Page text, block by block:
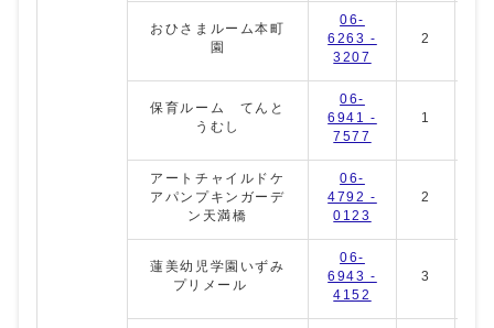
おひさまルーム本町
園
06-
6263 -
3207
2
保育ルーム てんと
うむし
06-
6941 -
7577
1
アートチャイルドケ
アパンプキンガーデ
ン天満橋
06-
4792 -
0123
2
蓮美幼児学園いずみ
プリメール
06-
6943 -
4152
3